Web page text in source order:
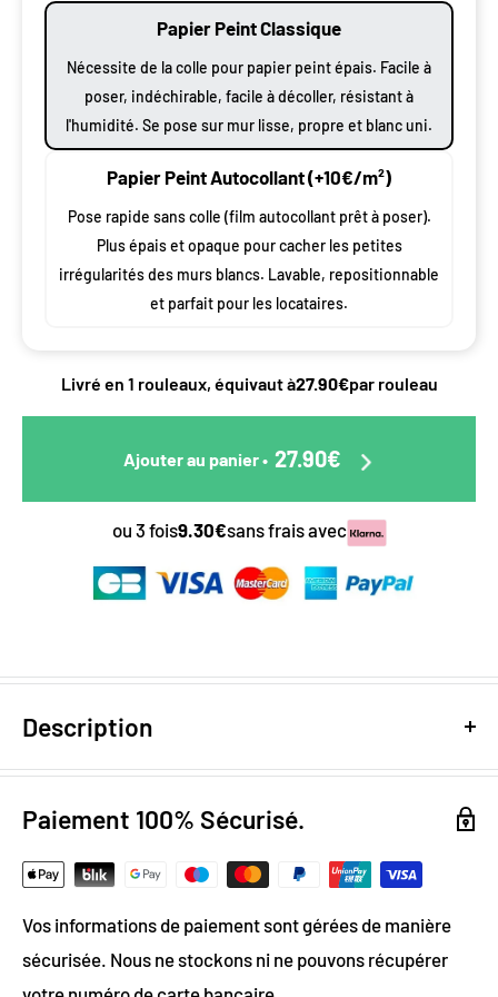
Papier Peint Classique
Nécessite de la colle pour papier peint épais. Facile à
poser, indéchirable, facile à décoller, résistant à
l'humidité. Se pose sur mur lisse, propre et blanc uni.
Papier Peint Autocollant (+10€/m²)
Pose rapide sans colle (film autocollant prêt à poser).
Plus épais et opaque pour cacher les petites
irrégularités des murs blancs. Lavable, repositionnable
et parfait pour les locataires.
Livré en 1 rouleaux, équivaut à27.90€par rouleau
Ajouter au panier• 27.90€
ou 3 fois9.30€sans frais avec
Description
Design digital: colorimétrie optimale / effet trompe
l’oeil
Grammage :
Vinyle & Canvas anti-allergène
Matière ignifugée, anti-statique et anti-moisissure
Paiement 100% Sécurisé.
Vos informations de paiement sont gérées de manière
sécurisée. Nous ne stockons ni ne pouvons récupérer